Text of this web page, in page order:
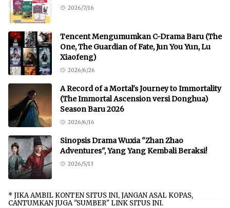
2026/7/16
Tencent Mengumumkan C-Drama Baru (The
One, The Guardian of Fate, Jun You Yun, Lu
Xiaofeng)
2026/6/26
A Record of a Mortal's Journey to Immortality
(The Immortal Ascension versi Donghua)
Season Baru 2026
2026/6/16
Sinopsis Drama Wuxia "Zhan Zhao
Adventures", Yang Yang Kembali Beraksi!
2026/5/13
* JIKA AMBIL KONTEN SITUS INI, JANGAN ASAL KOPAS,
CANTUMKAN JUGA "SUMBER" LINK SITUS INI.